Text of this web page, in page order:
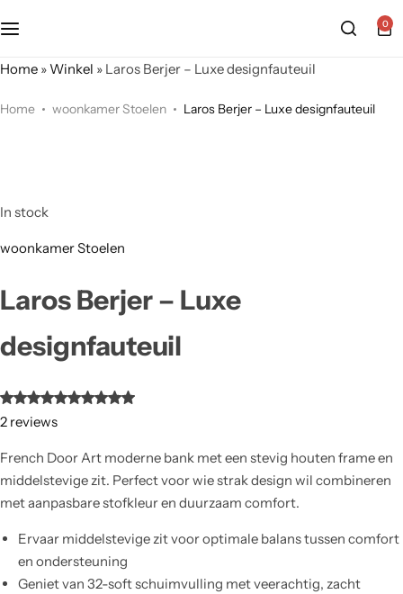
0
Home »Winkel » Laros Berjer – Luxe designfauteuil
Home woonkamer Stoelen Laros Berjer – Luxe designfauteuil
In stock
woonkamer Stoelen
Laros Berjer – Luxe
designfauteuil
2 reviews
French Door Art moderne bank met een stevig houten frame en
middelstevige zit. Perfect voor wie strak design wil combineren
met aanpasbare stofkleur en duurzaam comfort.
Ervaar middelstevige zit voor optimale balans tussen comfort
en ondersteuning
Geniet van 32-soft schuimvulling met veerachtig, zacht